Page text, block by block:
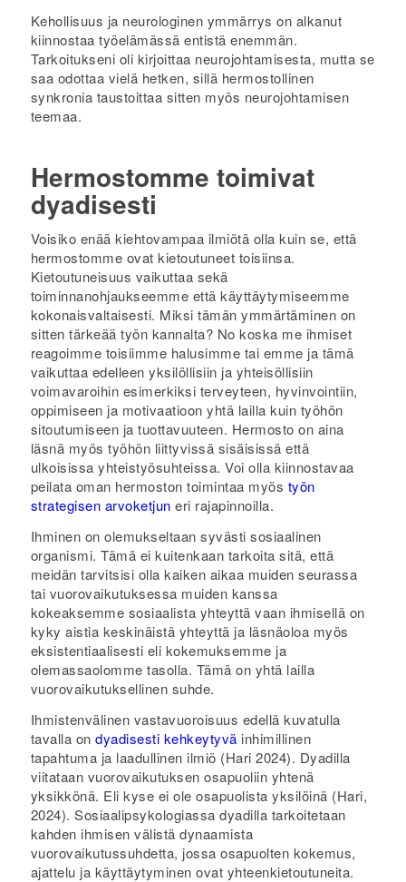
Kehollisuus ja neurologinen ymmärrys on alkanut
kiinnostaa työelämässä entistä enemmän.
Tarkoitukseni oli kirjoittaa neurojohtamisesta, mutta se
saa odottaa vielä hetken, sillä hermostollinen
synkronia taustoittaa sitten myös neurojohtamisen
teemaa.
Hermostomme toimivat
dyadisesti
Voisiko enää kiehtovampaa ilmiötä olla kuin se, että
hermostomme ovat kietoutuneet toisiinsa.
Kietoutuneisuus vaikuttaa sekä
toiminnanohjaukseemme että käyttäytymiseemme
kokonaisvaltaisesti. Miksi tämän ymmärtäminen on
sitten tärkeää työn kannalta? No koska me ihmiset
reagoimme toisiimme halusimme tai emme ja tämä
vaikuttaa edelleen yksilöllisiin ja yhteisöllisiin
voimavaroihin esimerkiksi terveyteen, hyvinvointiin,
oppimiseen ja motivaatioon yhtä lailla kuin työhön
sitoutumiseen ja tuottavuuteen. Hermosto on aina
läsnä myös työhön liittyvissä sisäisissä että
ulkoisissa yhteistyösuhteissa. Voi olla kiinnostavaa
peilata oman hermoston toimintaa myös työn
strategisen arvoketjun eri rajapinnoilla.
Ihminen on olemukseltaan syvästi sosiaalinen
organismi. Tämä ei kuitenkaan tarkoita sitä, että
meidän tarvitsisi olla kaiken aikaa muiden seurassa
tai vuorovaikutuksessa muiden kanssa
kokeaksemme sosiaalista yhteyttä vaan ihmisellä on
kyky aistia keskinäistä yhteyttä ja läsnäoloa myös
eksistentiaalisesti eli kokemuksemme ja
olemassaolomme tasolla. Tämä on yhtä lailla
vuorovaikutuksellinen suhde.
Ihmistenvälinen vastavuoroisuus edellä kuvatulla
tavalla ondyadisesti kehkeytyvä inhimillinen
tapahtuma ja laadullinen ilmiö (Hari 2024). Dyadilla
viitataan vuorovaikutuksen osapuoliin yhtenä
yksikkönä. Eli kyse ei ole osapuolista yksilöinä (Hari,
2024). Sosiaalipsykologiassa dyadilla tarkoitetaan
kahden ihmisen välistä dynaamista
vuorovaikutussuhdetta, jossa osapuolten kokemus,
ajattelu ja käyttäytyminen ovat yhteenkietoutuneita.